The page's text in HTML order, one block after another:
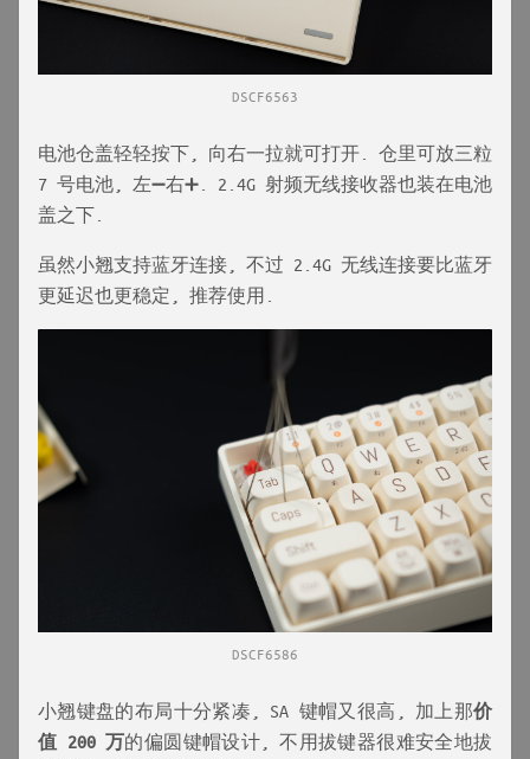
DSCF6563
电池仓盖轻轻按下, 向右一拉就可打开. 仓里可放三粒
7 号电池, 左➖右➕. 2.4G 射频无线接收器也装在电池
盖之下.
虽然小翘支持蓝牙连接, 不过 2.4G 无线连接要比蓝牙
更延迟也更稳定, 推荐使用.
DSCF6586
小翘键盘的布局十分紧凑, SA 键帽又很高, 加上那价
值 200 万的偏圆键帽设计, 不用拔键器很难安全地拔